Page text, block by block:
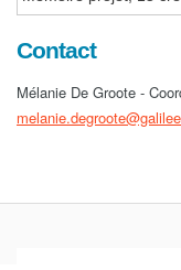
Contact
Mélanie De Groote -